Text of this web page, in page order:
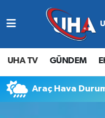
UHA TV GÜNDEM
Araç Hava
Abone Ol
Gündem
Ekonomi
Nöbetçi Eczaneler
Hava Durumu
Namaz Vakitleri